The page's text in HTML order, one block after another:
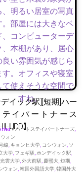
イック駅][短期]ハー
テイパートナース
】
♥ ハートステイパートナーズ,
ォン
線, キョンヒ大学, コシウォン, ソ
大学, フェギ駅,ホンデイック駅,
光雲大学,外大前駅, 慶熙大,短期,
ウォン,韓国外国語大学,韓国外大